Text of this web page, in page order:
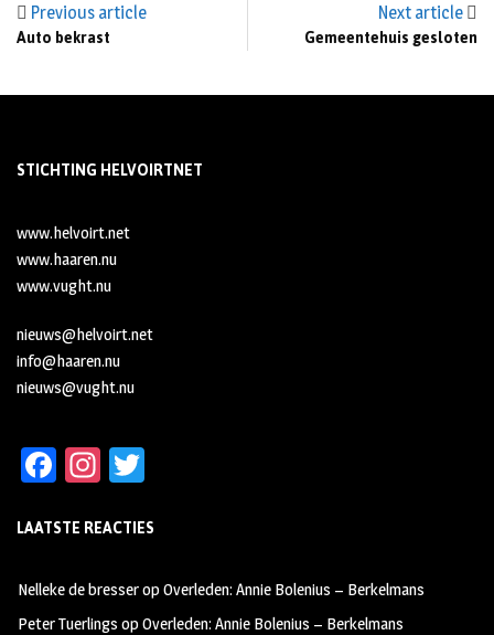
Previous article
Auto bekrast
Next article
Gemeentehuis gesloten
STICHTING HELVOIRTNET
www.helvoirt.net
www.haaren.nu
www.vught.nu
nieuws@helvoirt.net
info@haaren.nu
nieuws@vught.nu
Fa
b
oo
k
In
ag
m
tt
LAATSTE REACTIES
Nelleke de bresseropOverleden: Annie Bolenius – Berkelmans
Peter Tuerlings opOverleden: Annie Bolenius – Berkelmans